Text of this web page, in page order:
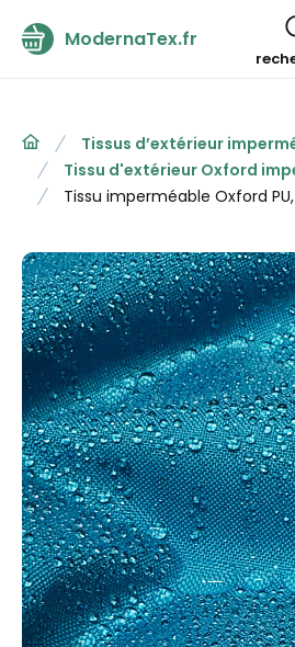
ModernaTex.fr
Tissus d’extérieur
Tissu d'extérieur Oxford
Tissu imperméable Oxford